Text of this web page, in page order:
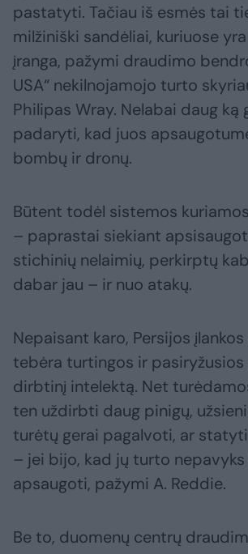
pastatyti. Tačiau iš esmės tai
milžiniški sandėliai, kuriuose
įranga, pažymi draudimo
USA“ nekilnojamojo turto
Philipas Wray. Nelabai daug ką
padaryti, kad juos
bombų ir dronų.
Būtent todėl sistemos
– paprastai siekiant
stichinių nelaimių, perkirptų
dabar jau – ir nuo atakų.
Nepaisant karo, Persijos
tebėra turtingos ir
dirbtinį intelektą. Net
ten uždirbti daug pinigų,
turėtų gerai pagalvoti, ar
– jei bijo, kad jų turto
apsaugoti, pažymi A. Reddie.
Be to, duomenų centrų